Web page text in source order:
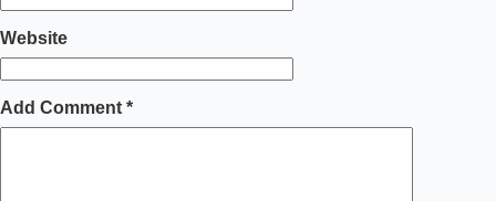
Website
Add Comment *